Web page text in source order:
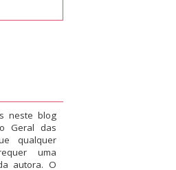
neste blog
Geral das
qualquer
uma
autora. O